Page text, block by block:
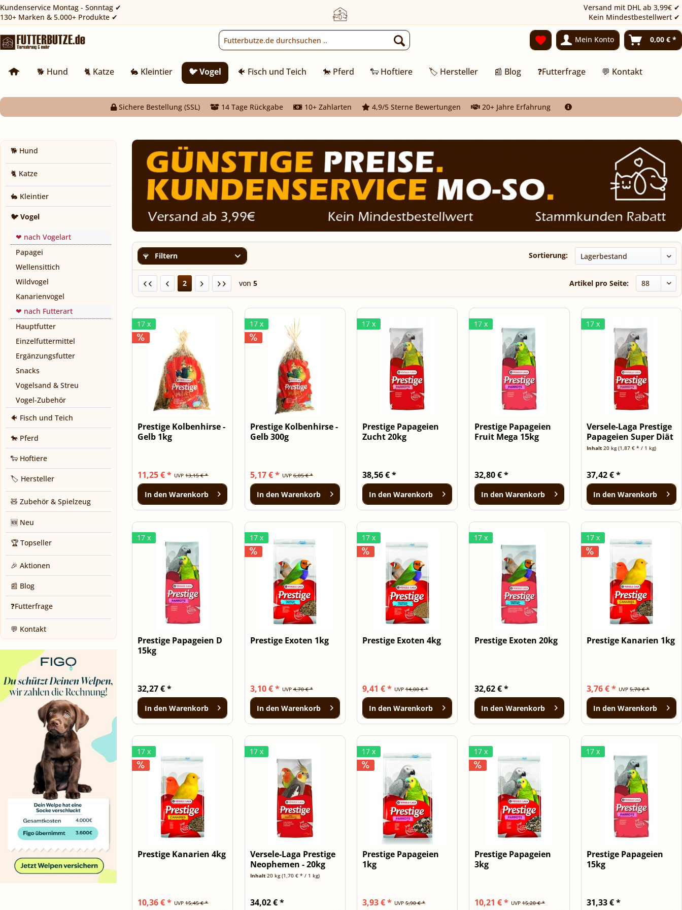
Kundenservice Montag - Sonntag ✔
130+ Marken & 5.000+ Produkte ✔
Versand mit DHL ab 3,99€ ✔
Kein Mindestbestellwert ✔
Mein Konto 0,00 € *
🐕 Hund 🐈 Katze 🐇 Kleintier 🐦 Vogel 🐠 Fisch und Teich 🐎 Pferd 🐑 Hoftiere 🏷️ Hersteller 📰 Blog ❓Futterfrage 💬 Kontakt
Sichere Bestellung (SSL) 14 Tage Rückgabe 10+ Zahlarten 4,9/5 Sterne Bewertungen 20+ Jahre Erfahrung
🐕 Hund
🐈 Katze
🐇 Kleintier
🐦 Vogel
❤ nach Vogelart
Papagei
Wellensittich
Wildvogel
Kanarienvogel
❤ nach Futterart
Hauptfutter
Einzelfuttermittel
Ergänzungsfutter
Snacks
Vogelsand & Streu
Vogel-Zubehör
🐠 Fisch und Teich
🐎 Pferd
🐑 Hoftiere
🏷️ Hersteller
🧸 Zubehör & Spielzeug
🆕 Neu
🏆 Topseller
🎉 Aktionen
📰 Blog
❓Futterfrage
💬 Kontakt
Filtern Sortierung:
2 von 5 Artikel pro Seite:
17 x
Prestige Kolbenhirse -
Gelb 1kg
UVP13,15 € *
11,25 € *
In den Warenkorb
17 x
Prestige Kolbenhirse -
Gelb 300g
UVP6,05 € *
5,17 € *
In den Warenkorb
17 x
Prestige Papageien
Zucht 20kg
38,56 € *
In den Warenkorb
17 x
Prestige Papageien
Fruit Mega 15kg
32,80 € *
In den Warenkorb
17 x
Versele-Laga Prestige
Papageien Super Diät
-...
Inhalt 20 kg(1,87 € * / 1 kg)
37,42 € *
In den Warenkorb
17 x
Prestige Papageien D
15kg
32,27 € *
In den Warenkorb
17 x
Prestige Exoten 1kg
UVP4,70 € *
3,10 € *
In den Warenkorb
17 x
Prestige Exoten 4kg
UVP14,00 € *
9,41 € *
In den Warenkorb
17 x
Prestige Exoten 20kg
32,62 € *
In den Warenkorb
17 x
Prestige Kanarien 1kg
UVP 5,70 € *
3,76 € *
In den Warenkorb
17 x
Prestige Kanarien 4kg
UVP15,45 € *
10,36 € *
17 x
Versele-Laga Prestige
Neophemen - 20kg
Sack
Inhalt 20 kg(1,70 € * / 1 kg)
34,02 € *
17 x
Prestige Papageien
1kg
UVP5,90 € *
3,93 € *
17 x
Prestige Papageien
3kg
UVP15,20 € *
10,21 € *
17 x
Prestige Papageien
15kg
31,33 € *